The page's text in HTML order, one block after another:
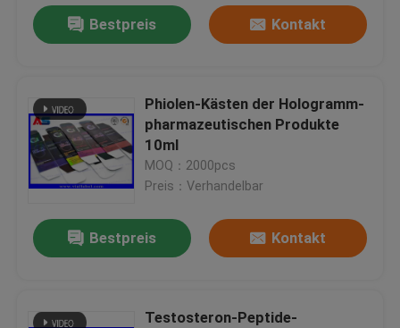
Bestpreis Kontakt
Phiolen-Kästen der Hologramm-
pharmazeutischen Produkte
10ml
MOQ：2000pcs
Preis：Verhandelbar
Bestpreis Kontakt
Testosteron-Peptide-